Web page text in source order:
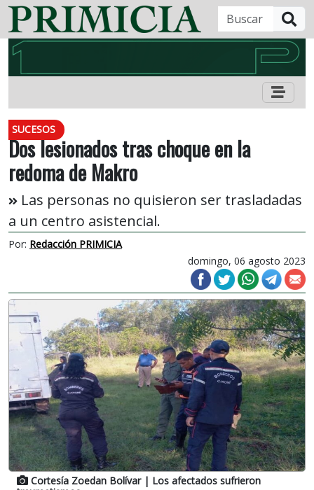
SUCESOS
Dos lesionados tras choque en la
redoma de Makro
Las personas no quisieron ser trasladadas
a un centro asistencial.
Por: Redacción PRIMICIA
domingo, 06 agosto 2023
Cortesía Zoedan Bolívar| Los afectados sufrieron